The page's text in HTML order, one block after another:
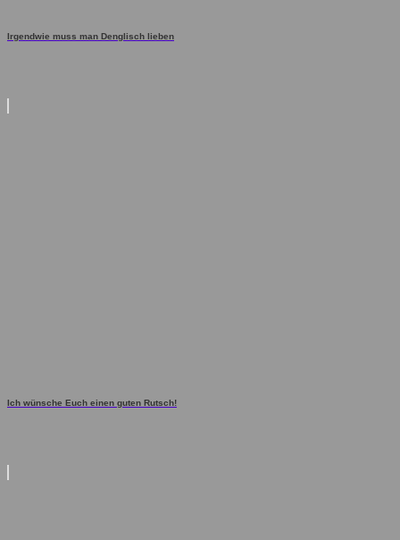
Irgendwie muss man Denglisch lieben
Ich wünsche Euch einen guten Rutsch!